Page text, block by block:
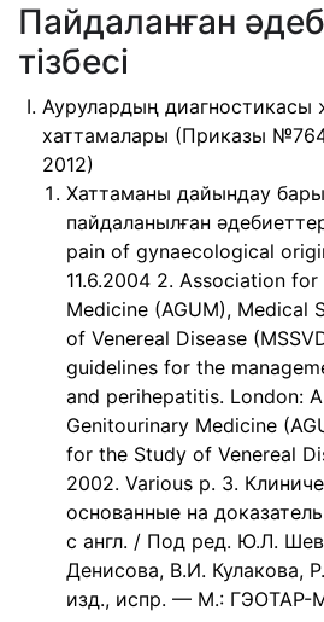
Пайдаланған
тізбесі
Аурулардың диагностикасы
хаттамалары (Приказы
2012)
Хаттаманы дайындау
пайдаланылған
pain of gynaecological
11.6.2004 2. Association
Medicine (AGUM), Medical
of Venereal Disease
guidelines for the
and perihepatitis. London:
Genitourinary Medicine
for the Study of Venereal
2002. Various p. 3.
основанные на
с англ. / Под ред. Ю.Л.
Денисова, В.И. Кулакова,
изд., испр. — М.: ГЭОТАР-